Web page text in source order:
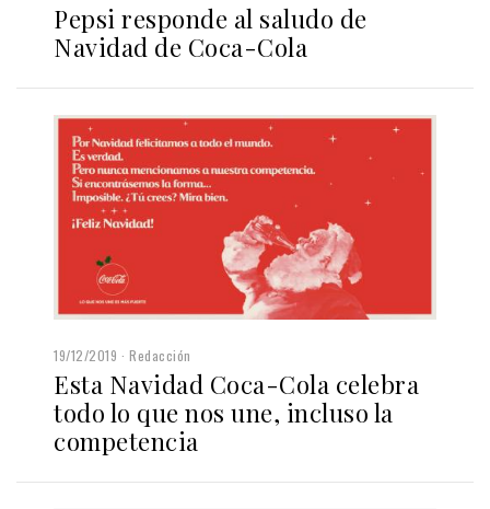
Pepsi responde al saludo de
Navidad de Coca-Cola
19/12/2019 Redacción
Esta Navidad Coca-Cola celebra
todo lo que nos une, incluso la
competencia